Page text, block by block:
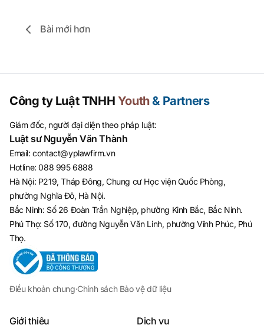
Bài mới hơn
Công ty Luật TNHH Youth& Partners
Giám đốc, người đại diện theo pháp luật:
Luật sư Nguyễn Văn Thành
Email:contact@yplawfirm.vn
Hotline:088 995 6888
Hà Nội: P219, Tháp Đông, Chung cư Học viện Quốc Phòng,
phường Nghĩa Đô, Hà Nội.
Bắc Ninh: Số 26 Đoàn Trần Nghiệp, phường Kinh Bắc, Bắc Ninh.
Phú Thọ: Số 170, đường Nguyễn Văn Linh, phường Vĩnh Phúc, Phú
Thọ.
Điều khoản chung·Chính sách Bảo vệ dữ liệu
Giới thiệu Dịch vụ